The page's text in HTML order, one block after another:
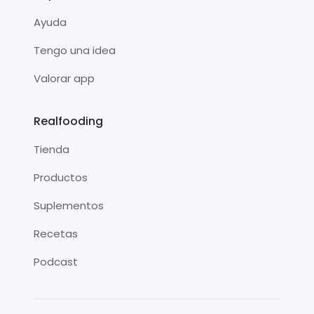
Ayuda
Tengo una idea
Valorar app
Realfooding
Tienda
Productos
Suplementos
Recetas
Podcast